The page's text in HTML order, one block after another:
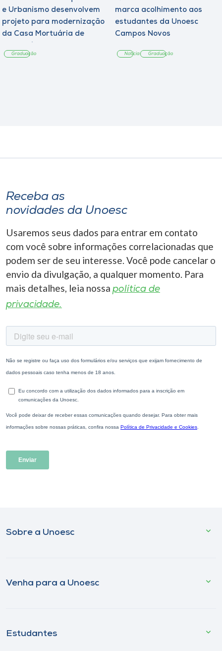
e Urbanismo desenvolvem
projeto para modernização
da Casa Mortuária de
Graduação
marca acolhimento aos
estudantes da Unoesc
Campos Novos
Notícia Graduação
Receba as
novidades da Unoesc
Usaremos seus dados para entrar em contato
com você sobre informações correlacionadas que
podem ser de seu interesse. Você pode cancelar o
envio da divulgação, a qualquer momento. Para
mais detalhes, leia nossa política de
privacidade.
Sobre a Unoesc
Venha para a Unoesc
Estudantes